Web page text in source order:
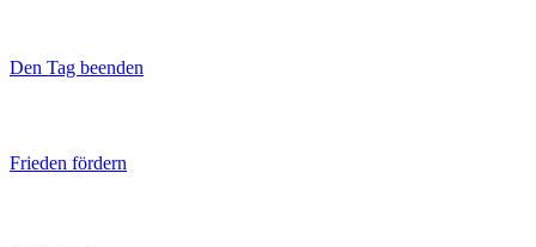
Den Tag beenden
Frieden fördern